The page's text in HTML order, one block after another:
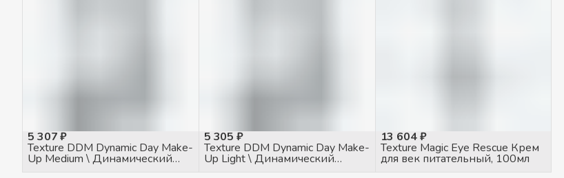
5 307 ₽
Texture DDM Dynamic Day Make-
Up Medium \ Динамический
дневной тональный крем 30
5 305 ₽
Texture DDM Dynamic Day Make-
Up Light \ Динамический
дневной тональный крем 30
13 604 ₽
Texture Magic Eye Rescue Крем
для век питательный, 100мл